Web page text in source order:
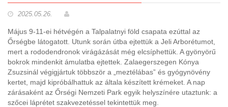
2025.05.26.
Május 9-11-ei hétvégén a Talpalatnyi föld csapata ezúttal az
Őrségbe látogatott. Utunk során útba ejtettük a Jeli Arborétumot,
mert a rododendronok virágázását még elcsíphettük. A gyönyörű
bokrok mindenkit ámulatba ejtettek. Zalaegerszegen Kónya
Zsuzsinál végigjártuk többször a „meztélábas” és gyógynövény
kertet, majd kipróbálhattuk az általa készített krémeket. A nap
zárásaként az Őrségi Nemzeti Park egyik helyszínére utaztunk: a
szőcei láprétet szakvezetéssel tekintettük meg.